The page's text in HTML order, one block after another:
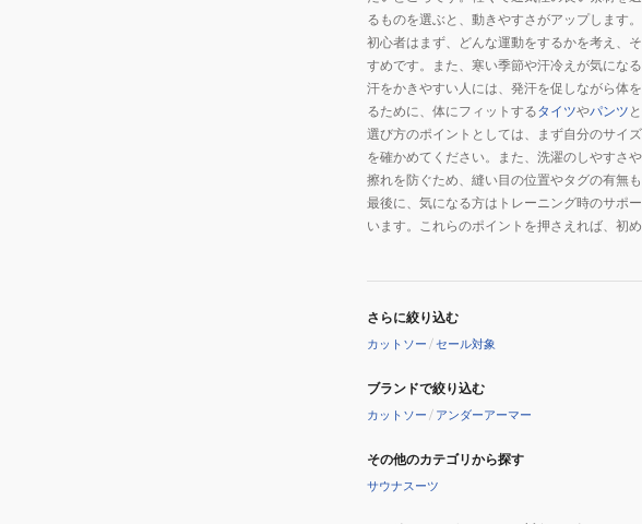
るものを選ぶと、動きやすさがアップします。
初心者はまず、どんな運動をするかを考え、
すめです。また、寒い季節や汗冷えが気にな
汗をかきやすい人には、発汗を促しながら体
るために、体にフィットするタイツやパンツ
選び方のポイントとしては、まず自分のサイ
を確かめてください。また、洗濯のしやすさ
擦れを防ぐため、縫い目の位置やタグの有無
最後に、気になる方はトレーニング時のサポ
います。これらのポイントを押さえれば、初
さらに絞り込む
カットソー /セール対象
ブランドで絞り込む
カットソー / アンダーアーマー
その他のカテゴリから探す
サウナスーツ